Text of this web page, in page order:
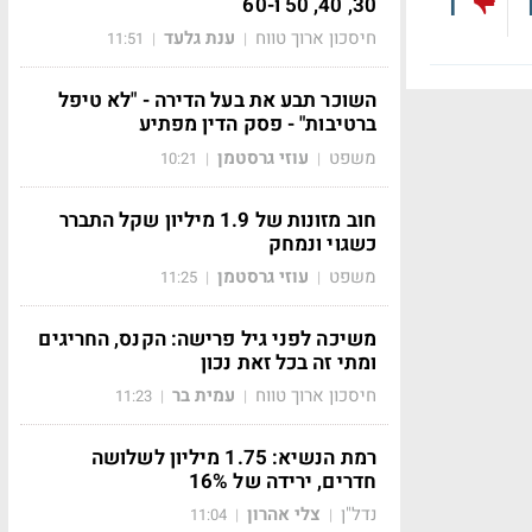
חיסכון ארוך טווח | ענת גלעד |
11:51
השוכר תבע את בעל הדירה - "לא טיפל
ברטיבות" - פסק הדין מפתיע
משפט | עוזי גרסטמן |
10:21
חוב מזונות של 1.9 מיליון שקל התברר
כשגוי ונמחק
משפט | עוזי גרסטמן |
11:25
משיכה לפני גיל פרישה: הקנס, החריגים
ומתי זה בכל זאת נכון
חיסכון ארוך טווח | עמית בר |
11:23
רמת הנשיא: 1.75 מיליון לשלושה
חדרים, ירידה של 16%
נדל"ן | צלי אהרון |
11:04